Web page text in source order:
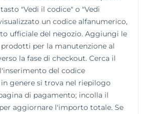
in sede."Vedi il codice" o "Vedi
un codice alfanumerico,
ufficiale del negozio. Aggiungi le
per la manutenzione al
la fase di checkout. Cerca il
del codice
genere si trova nel riepilogo
di pagamento; incolla il
aggiornare l'importo totale. Se